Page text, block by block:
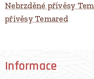
Nebrzděné přívěsy
přívěsy Temared
Informace